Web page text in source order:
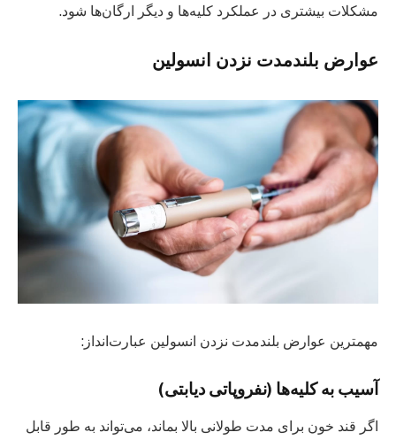
مشکلات بیشتری در عملکرد کلیه‌ها و دیگر ارگان‌ها شود.
عوارض بلندمدت نزدن انسولین
مهمترین عوارض بلندمدت نزدن انسولین عبارت‌انداز:
آسیب به کلیه‌ها (نفروپاتی دیابتی)
اگر قند خون برای مدت طولانی بالا بماند، می‌تواند به طور قابل